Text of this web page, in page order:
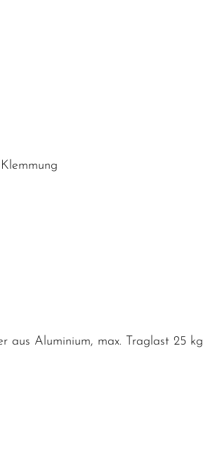
aus Aluminium, max. Traglast 25 kg